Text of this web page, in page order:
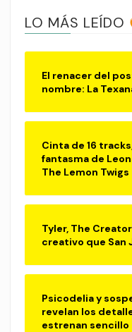
LO MÁS LEÍDO
El renacer del
nombre: La
Cinta de 16
fantasma de
The Lemon Twigs
Tyler, The
creativo que San
Psicodelia y
revelan los
estrenan sencillo